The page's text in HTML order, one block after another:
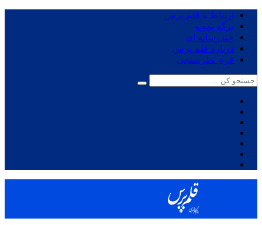
ارتباط با قلم پرس
برگه نمونه
چندرسانه ای
درباره قلم پرس
فرم نظرسنجی